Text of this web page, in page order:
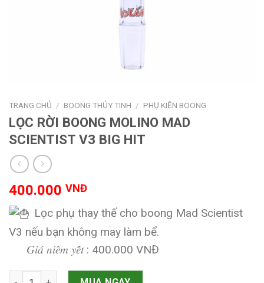
TRANG CHỦ / BOONG THỦY TINH / PHỤ KIỆN BOONG
LỌC RỜI BOONG MOLINO MAD
SCIENTIST V3 BIG HIT
400.000 VNĐ
Lọc phụ thay thế cho boong Mad Scientist
V3 nếu bạn không may làm bể.
𝐺𝑖𝑎́ 𝑛𝑖𝑒̂𝑚 𝑦𝑒̂́𝑡 : 400.000 VNĐ
LỌC RỜI BOONG MOLINO MAD SCIENTIST V3 BIG HIT số lượng